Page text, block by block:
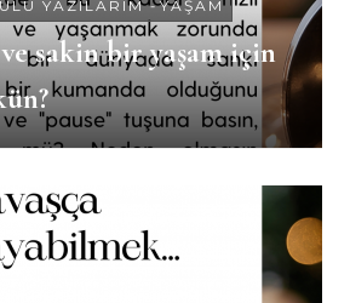
YAZILARIM-YAŞAM
sakin bir yaşam için